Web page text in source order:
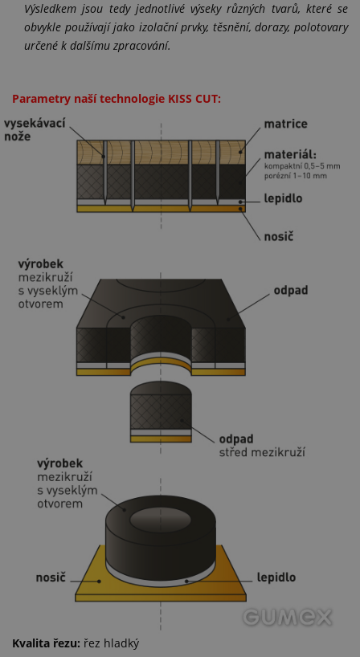
Výsledkem jsou tedy jednotlivé výseky různých tvarů, které se
obvykle používají jako izolační prvky, těsnění, dorazy, polotovary
určené k dalšímu zpracování.
Parametry naší technologie KISS CUT:
Kvalita řezu: řez hladký